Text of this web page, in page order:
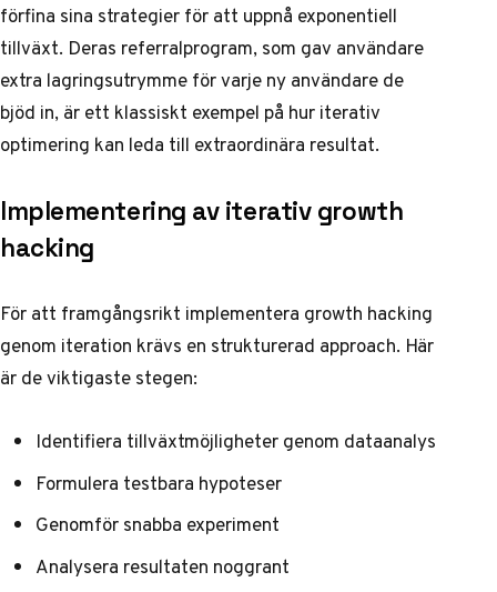
förfina sina strategier för att uppnå exponentiell
tillväxt. Deras referralprogram, som gav användare
extra lagringsutrymme för varje ny användare de
bjöd in, är ett klassiskt exempel på hur iterativ
optimering kan leda till extraordinära resultat.
Implementering av iterativ growth
hacking
För att framgångsrikt implementera growth hacking
genom iteration krävs en strukturerad approach. Här
är de viktigaste stegen:
Identifiera tillväxtmöjligheter genom dataanalys
Formulera testbara hypoteser
Genomför snabba experiment
Analysera resultaten noggrant